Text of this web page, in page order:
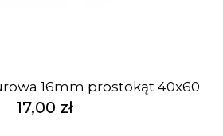
16mm prostokąt 40x60
17,00 zł